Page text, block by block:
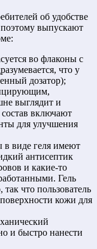
об удобстве
выпускают
во флаконы с
что у
дозатор);
выглядит и
включают
для улучшения
в виде геля имеют
антисептик
и какие-то
Гель
что пользователь
поверхности кожи для
и быстро нанести